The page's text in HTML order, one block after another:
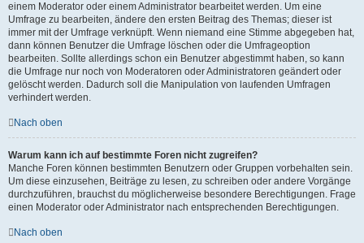
einem Moderator oder einem Administrator bearbeitet werden. Um eine
Umfrage zu bearbeiten, ändere den ersten Beitrag des Themas; dieser ist
immer mit der Umfrage verknüpft. Wenn niemand eine Stimme abgegeben hat,
dann können Benutzer die Umfrage löschen oder die Umfrageoption
bearbeiten. Sollte allerdings schon ein Benutzer abgestimmt haben, so kann
die Umfrage nur noch von Moderatoren oder Administratoren geändert oder
gelöscht werden. Dadurch soll die Manipulation von laufenden Umfragen
verhindert werden.
Nach oben
Warum kann ich auf bestimmte Foren nicht zugreifen?
Manche Foren können bestimmten Benutzern oder Gruppen vorbehalten sein.
Um diese einzusehen, Beiträge zu lesen, zu schreiben oder andere Vorgänge
durchzuführen, brauchst du möglicherweise besondere Berechtigungen. Frage
einen Moderator oder Administrator nach entsprechenden Berechtigungen.
Nach oben